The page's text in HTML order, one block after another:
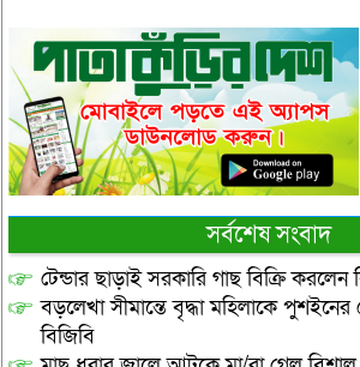
সর্বশেষ সংবাদ
টেন্ডার ছাড়াই সরকারি গাছ বিক্রি করলেন
বড়লেখা সীমান্তে বৃদ্ধা মহিলাকে
বিজিবি